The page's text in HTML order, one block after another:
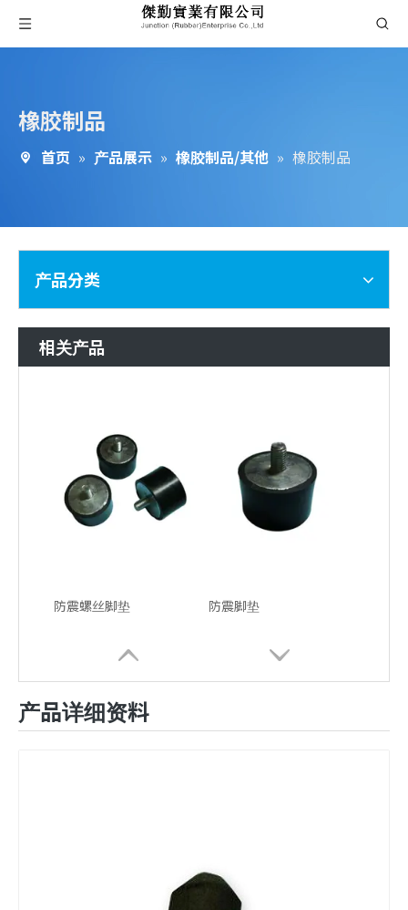
橡胶制品
首页 » 产品展示 » 橡胶制品/其他 » 橡胶制品
产品分类
相关产品
防震螺丝脚垫 防震脚垫
防震脚垫
产品详细资料